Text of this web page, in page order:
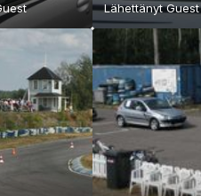
Lähettänyt Guest